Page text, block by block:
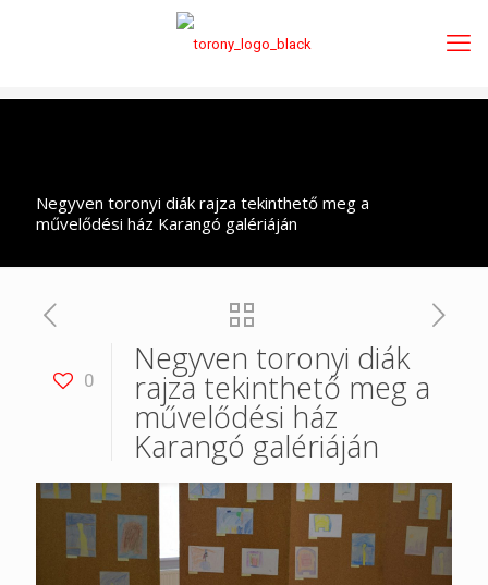
Negyven toronyi diák rajza tekinthető meg a
művelődési ház Karangó galériáján
0
Negyven toronyi diák
rajza tekinthető meg a
művelődési ház
Karangó galériáján